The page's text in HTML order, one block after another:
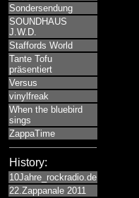
Sondersendung
SOUNDHAUS
J.W.D.
Staffords World
Tante Tofu
präsentiert
Versus
vinylfreak
When the bluebird
sings
ZappaTime
History:
10Jahre_rockradio.de
22.Zappanale 2011